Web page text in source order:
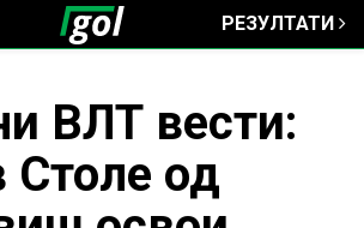
РЕЗУЛТАТИ
ВЛТ вести:
Столе од